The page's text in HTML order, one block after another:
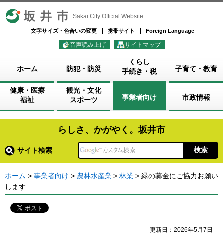
坂井市 Sakai City Official Website
文字サイズ・色合いの変更 携帯サイト Foreign Language
音声読み上げ サイトマップ
ホーム 防犯・防災
くらし
手続き・税
子育て・教育
健康・医療
福祉
観光・文化
スポーツ
事業者向け 市政情報
らしさ、かがやく。坂井市
サイト検索
ホーム > 事業者向け > 農林水産業 > 林業 > 緑の募金にご協力お願い
します
更新日：2026年5月7日